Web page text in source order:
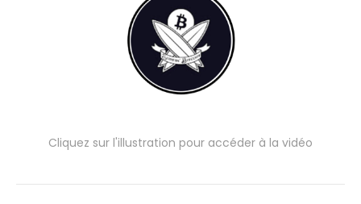
Cliquez sur l'illustration pour accéder à la vidéo